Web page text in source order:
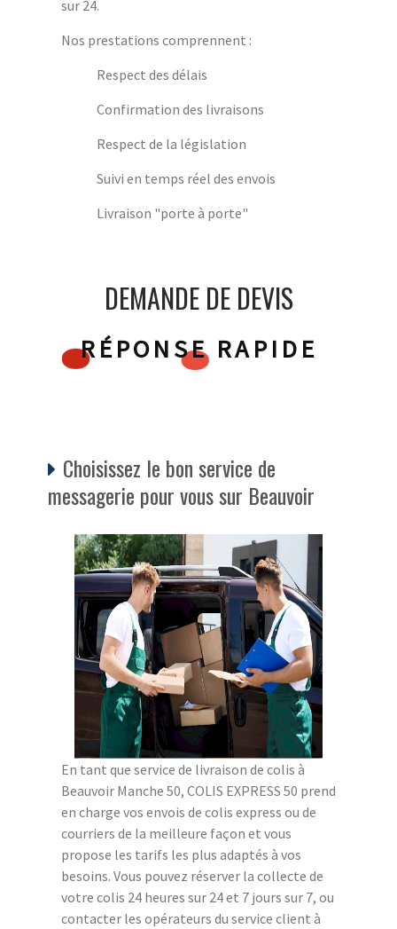
sur 24.
Nos prestations comprennent :
Respect des délais
Confirmation des livraisons
Respect de la législation
Suivi en temps réel des envois
Livraison "porte à porte"
DEMANDE DE DEVIS
RÉPONSE RAPIDE
Choisissez le bon service de
messagerie pour vous sur Beauvoir
En tant que service de livraison de colis à
Beauvoir Manche 50, COLIS EXPRESS 50 prend
en charge vos envois de colis express ou de
courriers de la meilleure façon et vous
propose les tarifs les plus adaptés à vos
besoins. Vous pouvez réserver la collecte de
votre colis 24 heures sur 24 et 7 jours sur 7, ou
contacter les opérateurs du service client à